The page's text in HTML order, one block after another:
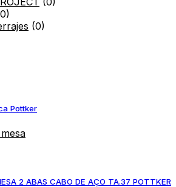
0)
(0)
Pottker
2 ABAS CABO DE AÇO TA.37 POTTKER